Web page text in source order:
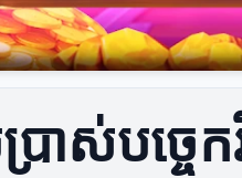
ាស់បច្ចេ